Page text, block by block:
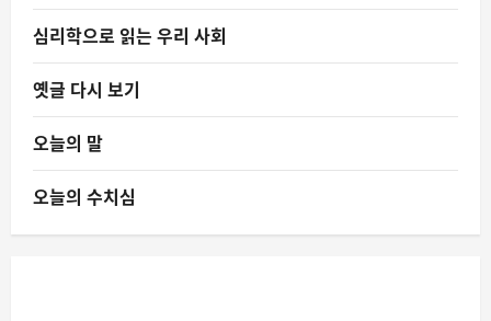
심리학으로 읽는 우리 사회
옛글 다시 보기
오늘의 말
오늘의 수치심